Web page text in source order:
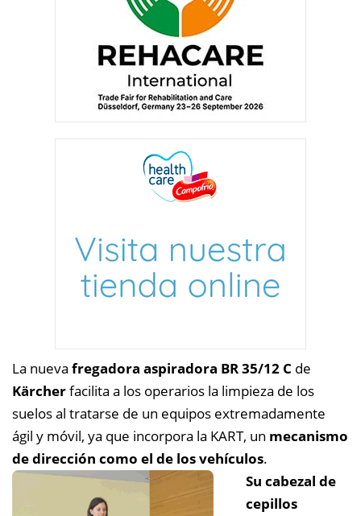
La nueva fregadora aspiradora BR 35/12 C de
Kärcherfacilita a los operarios la limpieza de los
suelos al tratarse de un equipos extremadamente
ágil y móvil, ya que incorpora la KART, un mecanismo
de dirección como el de los vehículos.
Su cabezal de
cepillos